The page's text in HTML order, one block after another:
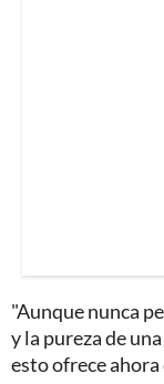
"Aunque nunca
y la pureza de
esto ofrece